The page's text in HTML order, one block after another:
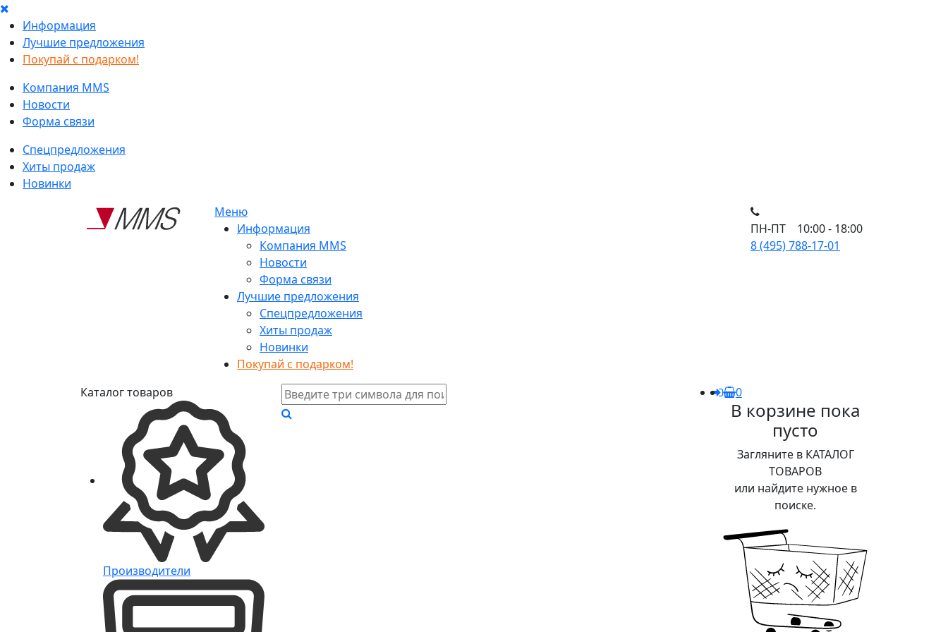
Информация
Лучшие предложения
Покупай с подарком!
Компания MMS
Новости
Форма связи
Спецпредложения
Хиты продаж
Новинки
Меню
Информация
Компания MMS
Новости
Форма связи
Лучшие предложения
Спецпредложения
Хиты продаж
Новинки
Покупай с подарком!
ПН-ПТ 10:00 - 18:00
8 (495) 788-17-01
Каталог товаров
Производители
0
В корзине пока
пусто
Загляните в КАТАЛОГ
ТОВАРОВ
или найдите нужное в
поиске.